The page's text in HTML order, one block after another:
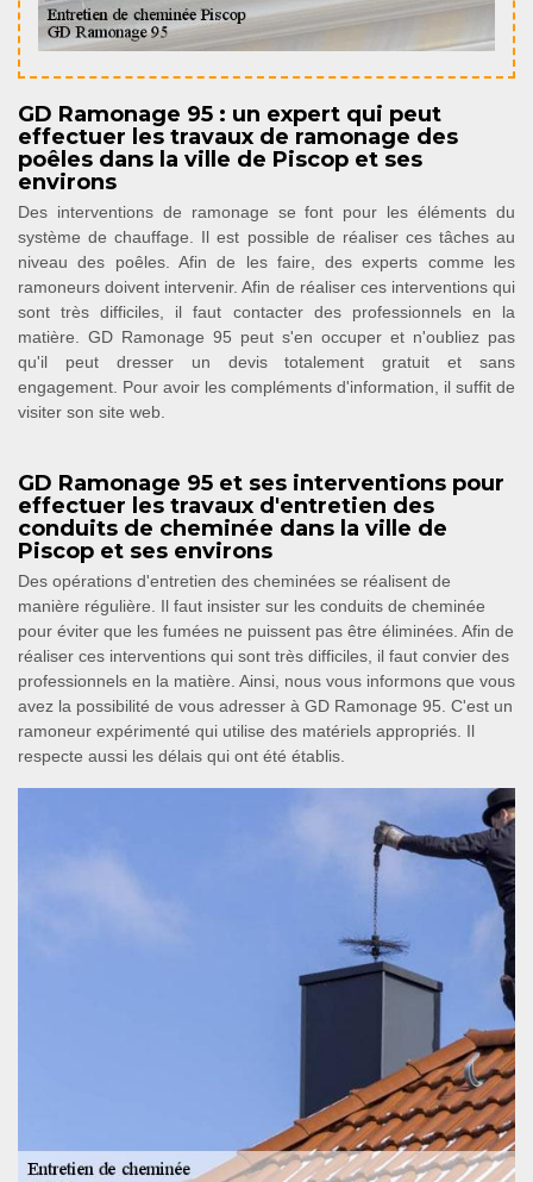
GD Ramonage 95 : un expert qui peut
effectuer les travaux de ramonage des
poêles dans la ville de Piscop et ses
environs
Des interventions de ramonage se font pour les éléments du
système de chauffage. Il est possible de réaliser ces tâches au
niveau des poêles. Afin de les faire, des experts comme les
ramoneurs doivent intervenir. Afin de réaliser ces interventions qui
sont très difficiles, il faut contacter des professionnels en la
matière. GD Ramonage 95 peut s'en occuper et n'oubliez pas
qu'il peut dresser un devis totalement gratuit et sans
engagement. Pour avoir les compléments d'information, il suffit de
visiter son site web.
GD Ramonage 95 et ses interventions pour
effectuer les travaux d'entretien des
conduits de cheminée dans la ville de
Piscop et ses environs
Des opérations d'entretien des cheminées se réalisent de
manière régulière. Il faut insister sur les conduits de cheminée
pour éviter que les fumées ne puissent pas être éliminées. Afin de
réaliser ces interventions qui sont très difficiles, il faut convier des
professionnels en la matière. Ainsi, nous vous informons que vous
avez la possibilité de vous adresser à GD Ramonage 95. C'est un
ramoneur expérimenté qui utilise des matériels appropriés. Il
respecte aussi les délais qui ont été établis.